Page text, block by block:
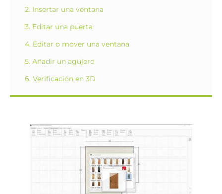
2. Insertar una ventana
3. Editar una puerta
4. Editar o mover una ventana
5. Añadir un agujero
6. Verificación en 3D